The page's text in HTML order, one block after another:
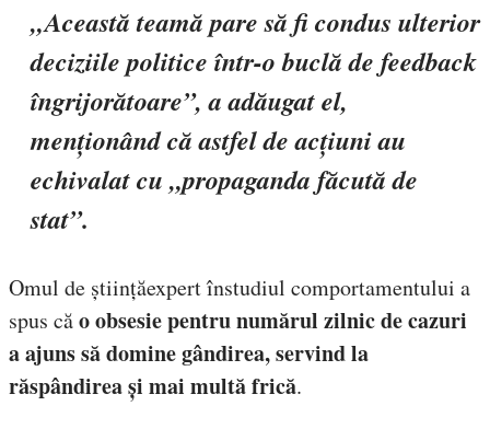
„Această teamă pare să fi condus ulterior
deciziile politice într-o buclă de feedback
îngrijorătoare”, a adăugat el,
menționând că astfel de acțiuni au
echivalat cu „propaganda făcută de
stat”.
Omul de științăexpert înstudiul comportamentului a
spus căo obsesie pentru numărul zilnic de cazuri
a ajuns să domine gândirea, servind la
răspândirea și mai multă frică.